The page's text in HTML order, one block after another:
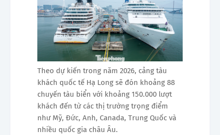
Theo dự kiến trong năm 2026, cảng tàu
khách quốc tế Hạ Long sẽ đón khoảng 88
chuyến tàu biển với khoảng 150.000 lượt
khách đến từ các thị trường trọng điểm
như Mỹ, Đức, Anh, Canada, Trung Quốc và
nhiều quốc gia châu Âu.